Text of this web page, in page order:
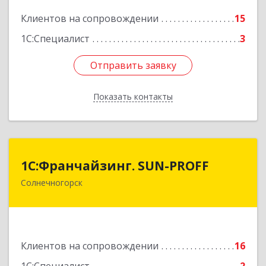
Клиентов на сопровождении
15
1С:Специалист
3
Отправить заявку
Показать контакты
Подробнее
Отправить заявку
Назад
1С:Франчайзинг. SUN-PROFF
Солнечногорск
Клиентов на сопровождении
16
1С:Франчайзинг. SUN-PROFF
141503, Московская обл, Солнечногорский р-н,